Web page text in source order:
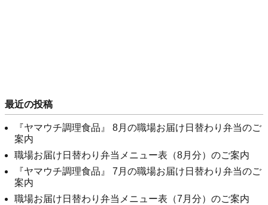
最近の投稿
『ヤマウチ調理食品』 8月の職場お届け日替わり弁当のご
案内
職場お届け日替わり弁当メニュー表（8月分）のご案内
『ヤマウチ調理食品』 7月の職場お届け日替わり弁当のご
案内
職場お届け日替わり弁当メニュー表（7月分）のご案内